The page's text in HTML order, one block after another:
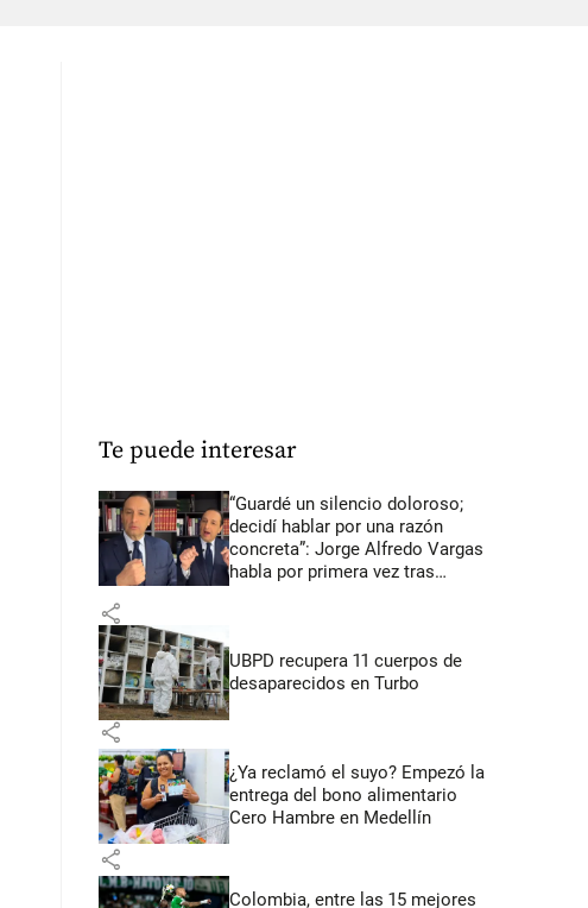
Te puede interesar
“Guardé un silencio doloroso;
decidí hablar por una razón
concreta”: Jorge Alfredo Vargas
habla por primera vez tras
share
UBPD recupera 11 cuerpos de
desaparecidos en Turbo
share
¿Ya reclamó el suyo? Empezó la
entrega del bono alimentario
Cero Hambre en Medellín
share
Colombia, entre las 15 mejores